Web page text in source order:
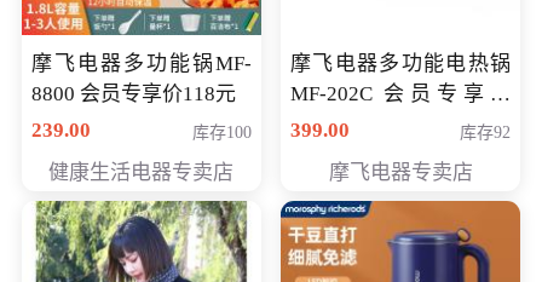
摩飞电器多功能锅MF-
8800 会员专享价118元
239.00
库存100
健康生活电器专卖店
摩飞电器多功能电热锅
MF-202C 会员专享价
269元
399.00 库存92
摩飞电器专卖店